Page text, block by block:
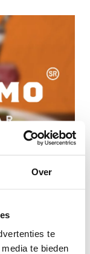
Over
te
te bieden
San Remo
uit een